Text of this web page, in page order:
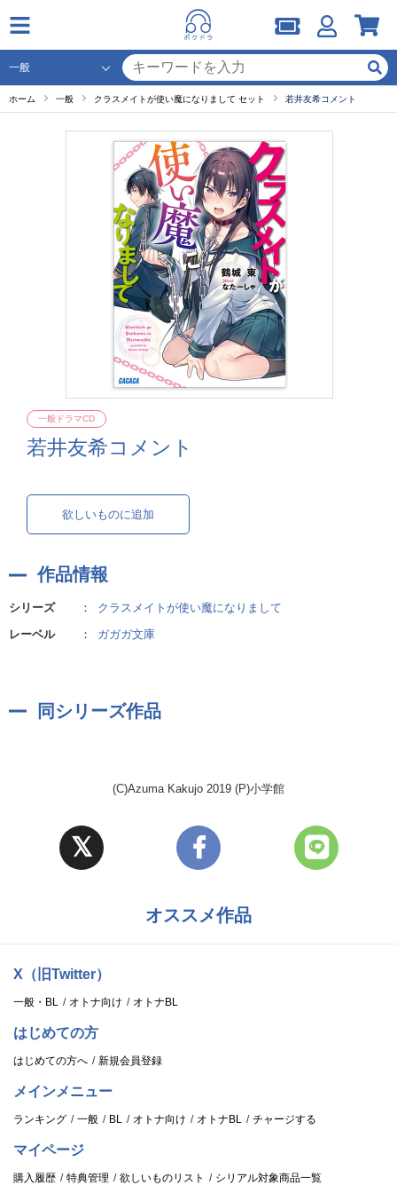
ホーム 一般 クラスメイトが使い魔になりまして セット 若井友希コメント
若井友希コメント
一般ドラマCD
欲しいものに追加
作品情報
シリーズ ：
クラスメイトが使い魔になりまして
レーベル
： ガガガ文庫
同シリーズ作品
(C)Azuma Kakujo 2019 (P)小学館
オススメ作品
X（旧Twitter）
一般・BL オトナ向け オトナBL
はじめての方
はじめての方へ 新規会員登録
メインメニュー
ランキング 一般 BL オトナ向け オトナBL チャージする
マイページ
購入履歴 特典管理 欲しいものリスト シリアル対象商品一覧